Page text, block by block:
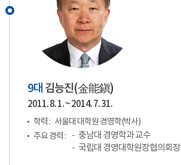
9대 김능진(金能鎭)
2011. 8. 1. ~ 2014. 7. 31.
학력 : 서울대 대학원 경영학(박사)
주요 경력 :
충남대 경영학과 교수
국립대 경영대학원장협의회장